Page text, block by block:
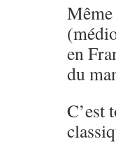
Même
en
du
C’est